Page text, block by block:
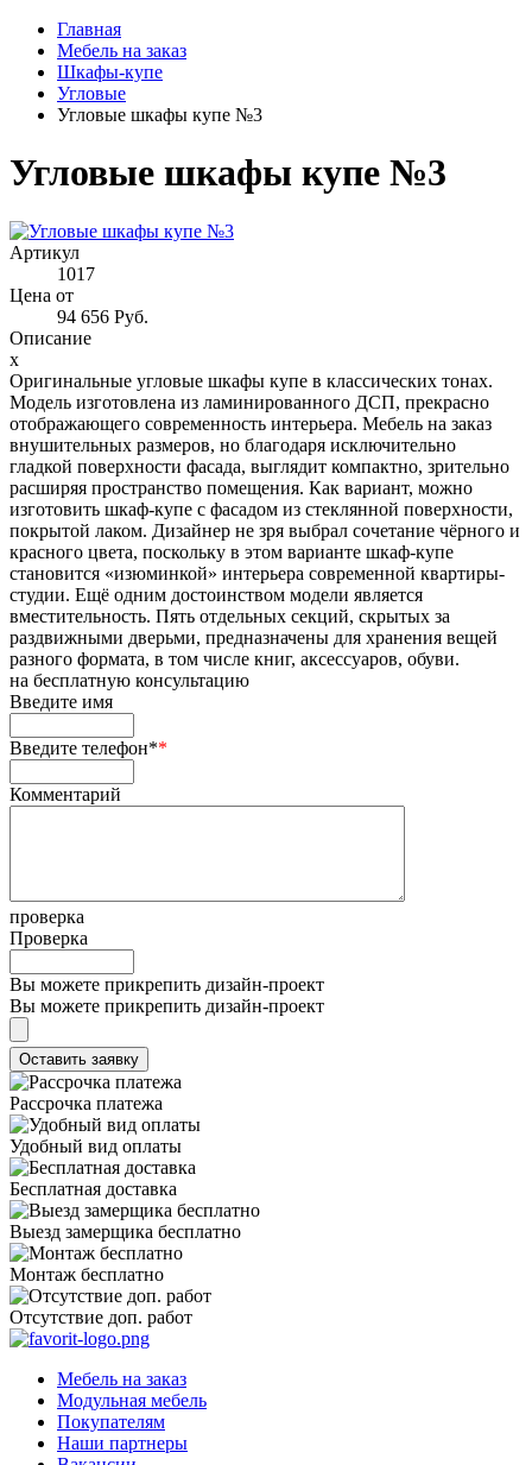
Главная
Мебель на заказ
Шкафы-купе
Угловые
Угловые шкафы купе №3
Угловые шкафы купе №3
Артикул
1017
Цена от
94 656 Руб.
Описание
x
Оригинальные угловые шкафы купе в классических тонах.
Модель изготовлена из ламинированного ДСП, прекрасно
отображающего современность интерьера. Мебель на заказ
внушительных размеров, но благодаря исключительно
гладкой поверхности фасада, выглядит компактно, зрительно
расширяя пространство помещения. Как вариант, можно
изготовить шкаф-купе с фасадом из стеклянной поверхности,
покрытой лаком. Дизайнер не зря выбрал сочетание чёрного и
красного цвета, поскольку в этом варианте шкаф-купе
становится «изюминкой» интерьера современной квартиры-
студии. Ещё одним достоинством модели является
вместительность. Пять отдельных секций, скрытых за
раздвижными дверьми, предназначены для хранения вещей
разного формата, в том числе книг, аксессуаров, обуви.
на бесплатную консультацию
Введите имя
Введите телефон**
Комментарий
проверка
Проверка
Вы можете прикрепить дизайн-проект
Вы можете прикрепить дизайн-проект
Рассрочка платежа
Удобный вид оплаты
Бесплатная доставка
Выезд замерщика бесплатно
Монтаж бесплатно
Отсутствие доп. работ
Мебель на заказ
Модульная мебель
Покупателям
Наши партнеры